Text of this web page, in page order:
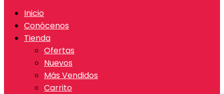
Inicio
Conócenos
Tienda
Ofertas
Nuevos
Más Vendidos
Carrito